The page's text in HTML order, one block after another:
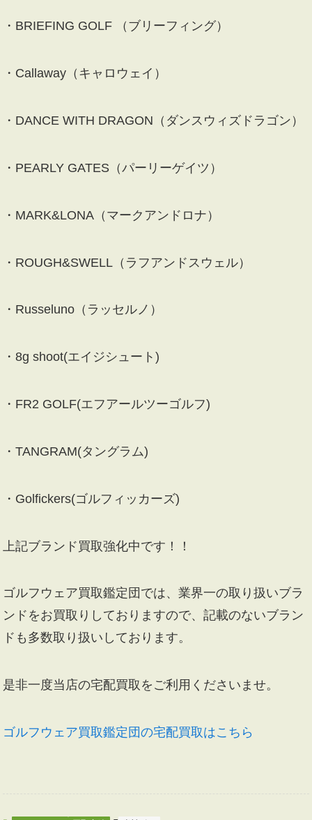
・BRIEFING GOLF （ブリーフィング）
・Callaway（キャロウェイ）
・DANCE WITH DRAGON（ダンスウィズドラゴン）
・PEARLY GATES（パーリーゲイツ）
・MARK&LONA（マークアンドロナ）
・ROUGH&SWELL（ラフアンドスウェル）
・Russeluno（ラッセルノ）
・8g shoot(エイジシュート)
・FR2 GOLF(エフアールツーゴルフ)
・TANGRAM(タングラム)
・Golfickers(ゴルフィッカーズ)
上記ブランド買取強化中です！！
ゴルフウェア買取鑑定団では、業界一の取り扱いブラ
ンドをお買取りしておりますので、記載のないブラン
ドも多数取り扱いしております。
是非一度当店の宅配買取をご利用くださいませ。
ゴルフウェア買取鑑定団の宅配買取はこちら